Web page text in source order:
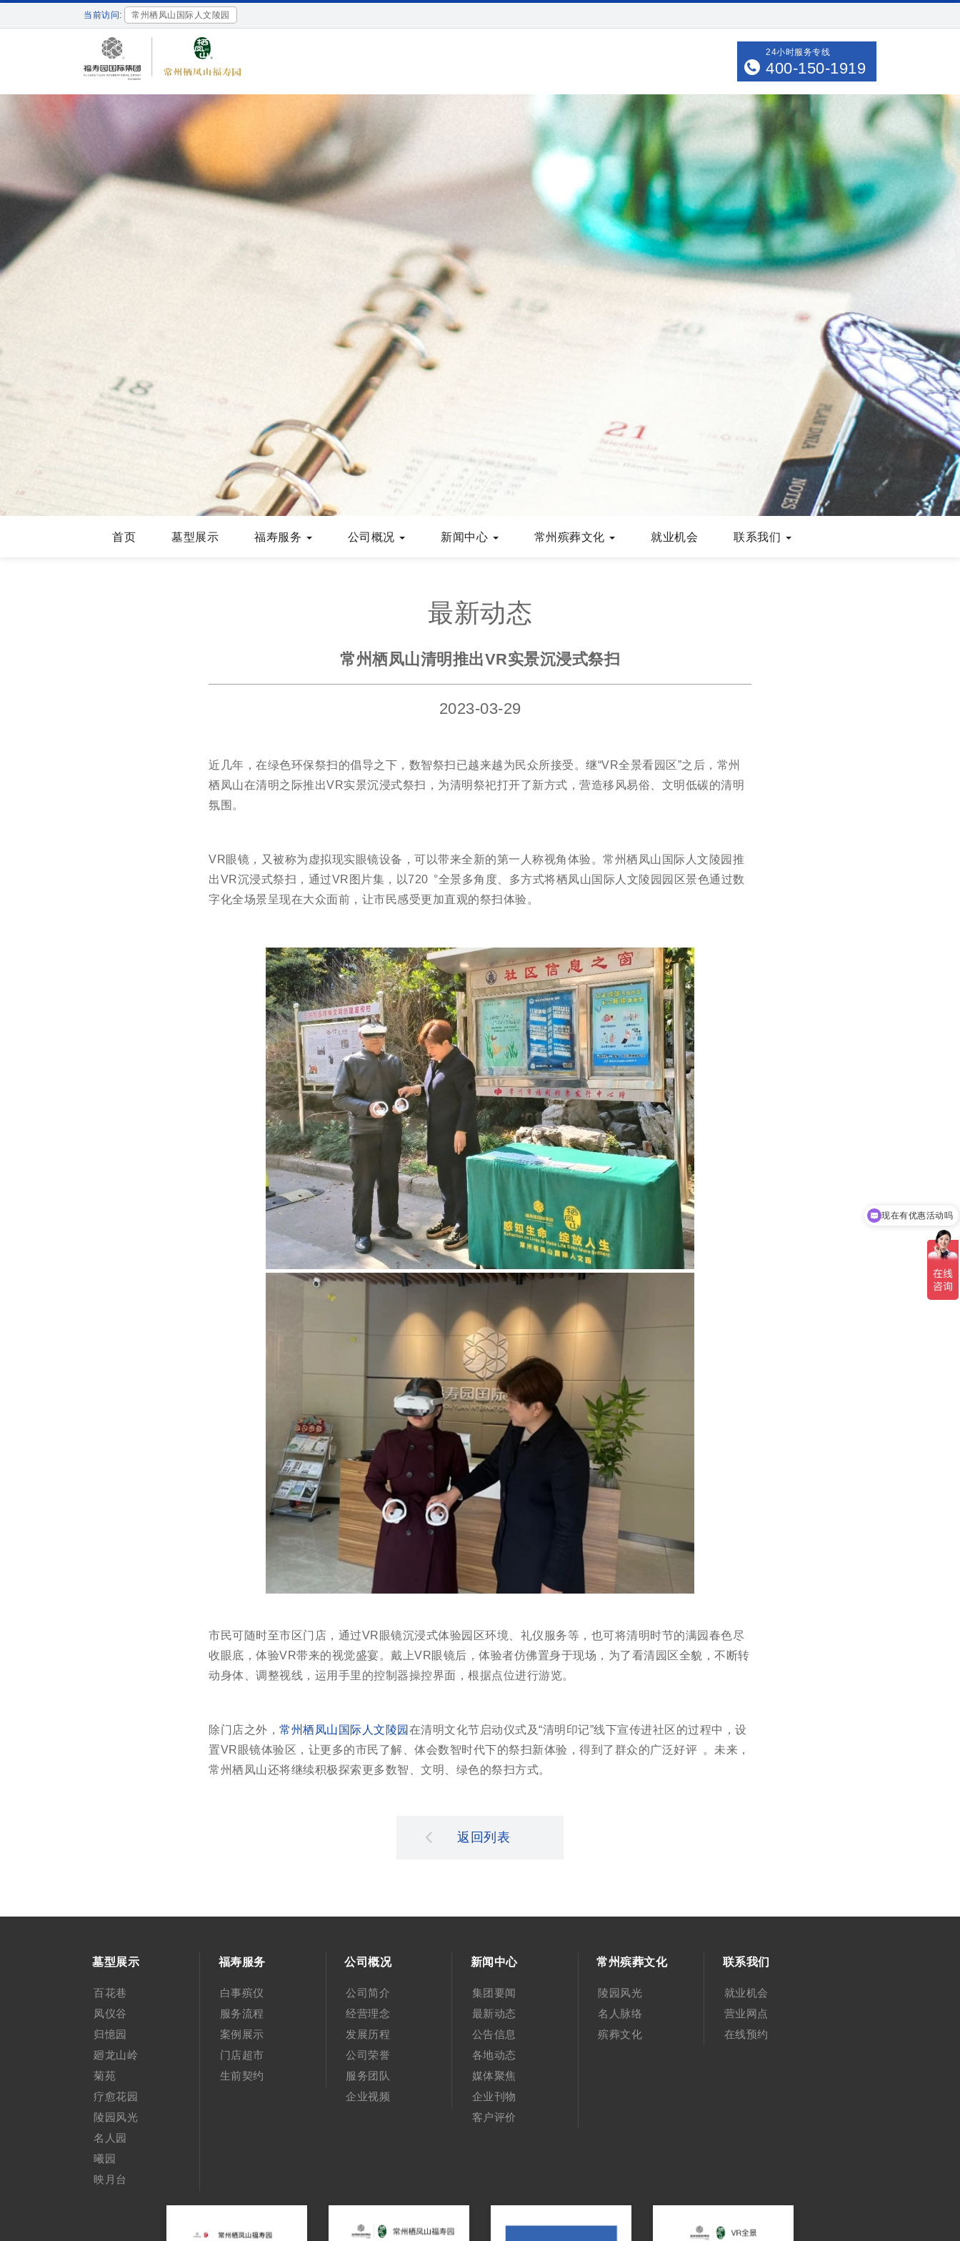
当前访问: 常州栖凤山国际人文陵园
24小时服务专线
400-150-1919
首页 墓型展示 福寿服务 公司概况 新闻中心 常州殡葬文化 就业机会 联系我们
最新动态
常州栖凤山清明推出VR实景沉浸式祭扫
2023-03-29
近几年，在绿色环保祭扫的倡导之下，数智祭扫已越来越为民众所接受。继“VR全景看园区”之后，常州
栖凤山在清明之际推出VR实景沉浸式祭扫，为清明祭祀打开了新方式，营造移风易俗、文明低碳的清明
氛围。
VR眼镜，又被称为虚拟现实眼镜设备，可以带来全新的第一人称视角体验。常州栖凤山国际人文陵园推
出VR沉浸式祭扫，通过VR图片集，以720 °全景多角度、多方式将栖凤山国际人文陵园园区景色通过数
字化全场景呈现在大众面前，让市民感受更加直观的祭扫体验。
市民可随时至市区门店，通过VR眼镜沉浸式体验园区环境、礼仪服务等，也可将清明时节的满园春色尽
收眼底，体验VR带来的视觉盛宴。戴上VR眼镜后，体验者仿佛置身于现场，为了看清园区全貌，不断转
动身体、调整视线，运用手里的控制器操控界面，根据点位进行游览。
除门店之外， 常州栖凤山国际人文陵园 在清明文化节启动仪式及“清明印记”线下宣传进社区的过程中，设
置VR眼镜体验区，让更多的市民了解、体会数智时代下的祭扫新体验，得到了群众的广泛好评 。未来，
常州栖凤山还将继续积极探索更多数智、文明、绿色的祭扫方式。
返回列表
墓型展示
百花巷
凤仪谷
归憶园
廻龙山岭
菊苑
疗愈花园
陵园风光
名人园
曦园
映月台
福寿服务
白事殡仪
服务流程
案例展示
门店超市
生前契约
公司概况
公司简介
经营理念
发展历程
公司荣誉
服务团队
企业视频
新闻中心
集团要闻
最新动态
公告信息
各地动态
媒体聚焦
企业刊物
客户评价
常州殡葬文化
陵园风光
名人脉络
殡葬文化
联系我们
就业机会
营业网点
在线预约
可以介绍下你们的产品么